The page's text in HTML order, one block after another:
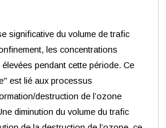
significative du volume de trafic
les concentrations
pendant cette période. Ce
est lié aux processus
destruction de l’ozone
diminution du volume du trafic